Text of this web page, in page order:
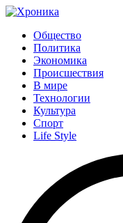
Общество
Политика
Экономика
Происшествия
В мире
Технологии
Культура
Спорт
Life Style